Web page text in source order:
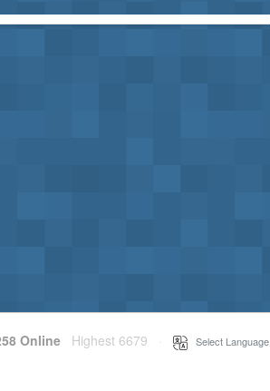
Online Highest 6679 Select Language